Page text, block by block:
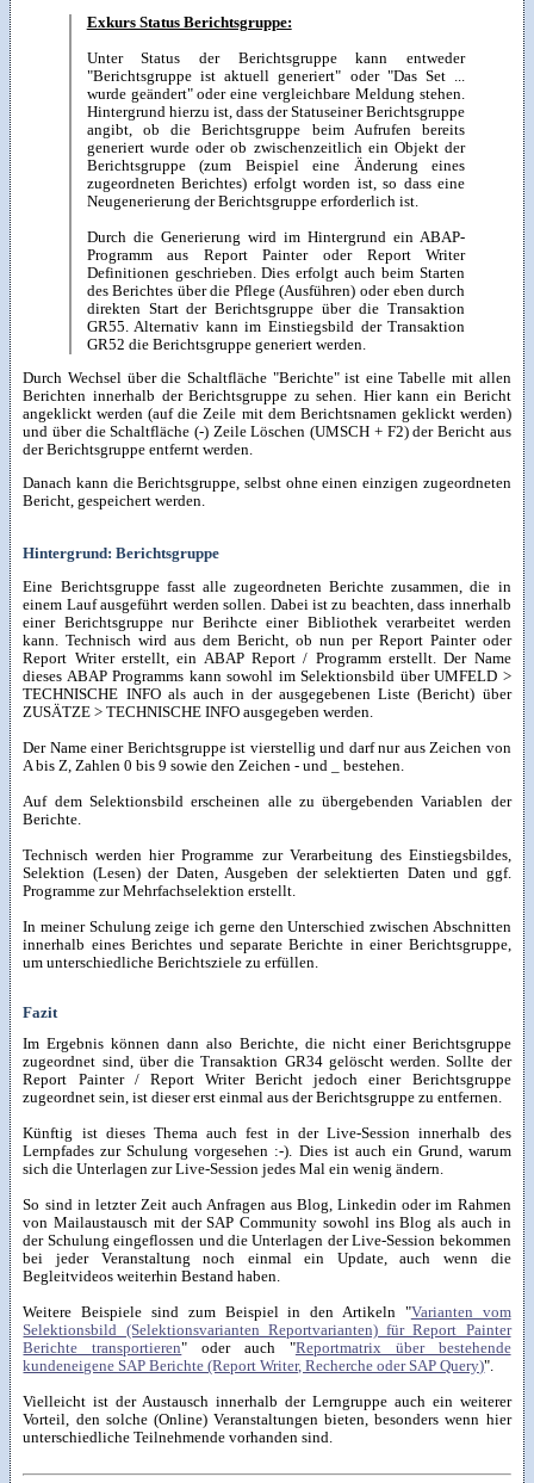
Exkurs Status Berichtsgruppe:
Unter Status der Berichtsgruppe kann entweder
"Berichtsgruppe ist aktuell generiert" oder "Das Set ...
wurde geändert" oder eine vergleichbare Meldung stehen.
Hintergrund hierzu ist, dass der Statuseiner Berichtsgruppe
angibt, ob die Berichtsgruppe beim Aufrufen bereits
generiert wurde oder ob zwischenzeitlich ein Objekt der
Berichtsgruppe (zum Beispiel eine Änderung eines
zugeordneten Berichtes) erfolgt worden ist, so dass eine
Neugenerierung der Berichtsgruppe erforderlich ist.
Durch die Generierung wird im Hintergrund ein ABAP-
Programm aus Report Painter oder Report Writer
Definitionen geschrieben. Dies erfolgt auch beim Starten
des Berichtes über die Pflege (Ausführen) oder eben durch
direkten Start der Berichtsgruppe über die Transaktion
GR55. Alternativ kann im Einstiegsbild der Transaktion
GR52 die Berichtsgruppe generiert werden.
Durch Wechsel über die Schaltfläche "Berichte" ist eine Tabelle mit allen
Berichten innerhalb der Berichtsgruppe zu sehen. Hier kann ein Bericht
angeklickt werden (auf die Zeile mit dem Berichtsnamen geklickt werden)
und über die Schaltfläche (-) Zeile Löschen (UMSCH + F2) der Bericht aus
der Berichtsgruppe entfernt werden.
Danach kann die Berichtsgruppe, selbst ohne einen einzigen zugeordneten
Bericht, gespeichert werden.
Hintergrund: Berichtsgruppe
Eine Berichtsgruppe fasst alle zugeordneten Berichte zusammen, die in
einem Lauf ausgeführt werden sollen. Dabei ist zu beachten, dass innerhalb
einer Berichtsgruppe nur Berihcte einer Bibliothek verarbeitet werden
kann. Technisch wird aus dem Bericht, ob nun per Report Painter oder
Report Writer erstellt, ein ABAP Report / Programm erstellt. Der Name
dieses ABAP Programms kann sowohl im Selektionsbild über UMFELD >
TECHNISCHE INFO als auch in der ausgegebenen Liste (Bericht) über
ZUSÄTZE > TECHNISCHE INFO ausgegeben werden.
Der Name einer Berichtsgruppe ist vierstellig und darf nur aus Zeichen von
A bis Z, Zahlen 0 bis 9 sowie den Zeichen - und _ bestehen.
Auf dem Selektionsbild erscheinen alle zu übergebenden Variablen der
Berichte.
Technisch werden hier Programme zur Verarbeitung des Einstiegsbildes,
Selektion (Lesen) der Daten, Ausgeben der selektierten Daten und ggf.
Programme zur Mehrfachselektion erstellt.
In meiner Schulung zeige ich gerne den Unterschied zwischen Abschnitten
innerhalb eines Berichtes und separate Berichte in einer Berichtsgruppe,
um unterschiedliche Berichtsziele zu erfüllen.
Fazit
Im Ergebnis können dann also Berichte, die nicht einer Berichtsgruppe
zugeordnet sind, über die Transaktion GR34 gelöscht werden. Sollte der
Report Painter / Report Writer Bericht jedoch einer Berichtsgruppe
zugeordnet sein, ist dieser erst einmal aus der Berichtsgruppe zu entfernen.
Künftig ist dieses Thema auch fest in der Live-Session innerhalb des
Lernpfades zur Schulung vorgesehen :-). Dies ist auch ein Grund, warum
sich die Unterlagen zur Live-Session jedes Mal ein wenig ändern.
So sind in letzter Zeit auch Anfragen aus Blog, Linkedin oder im Rahmen
von Mailaustausch mit der SAP Community sowohl ins Blog als auch in
der Schulung eingeflossen und die Unterlagen der Live-Session bekommen
bei jeder Veranstaltung noch einmal ein Update, auch wenn die
Begleitvideos weiterhin Bestand haben.
Weitere Beispiele sind zum Beispiel in den Artikeln "Varianten vom
Selektionsbild (Selektionsvarianten Reportvarianten) für Report Painter
Berichte transportieren" oder auch "Reportmatrix über bestehende
kundeneigene SAP Berichte (Report Writer, Recherche oder SAP Query)".
Vielleicht ist der Austausch innerhalb der Lerngruppe auch ein weiterer
Vorteil, den solche (Online) Veranstaltungen bieten, besonders wenn hier
unterschiedliche Teilnehmende vorhanden sind.